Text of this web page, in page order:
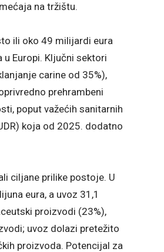
na tržištu.
ili oko 49 milijardi eura
Europi. Ključni sektori
carine od 35%),
prehrambeni
poput važećih sanitarnih
koja od 2025. dodatno
ciljane prilike postoje. U
eura, a uvoz 31,1
proizvodi (23%),
uvoz dolazi pretežito
proizvoda. Potencijal za